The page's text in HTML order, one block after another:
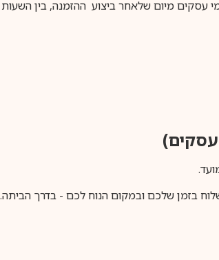
בזמן שלכם ובמקום הנוח לכם - בדרך הביתה.